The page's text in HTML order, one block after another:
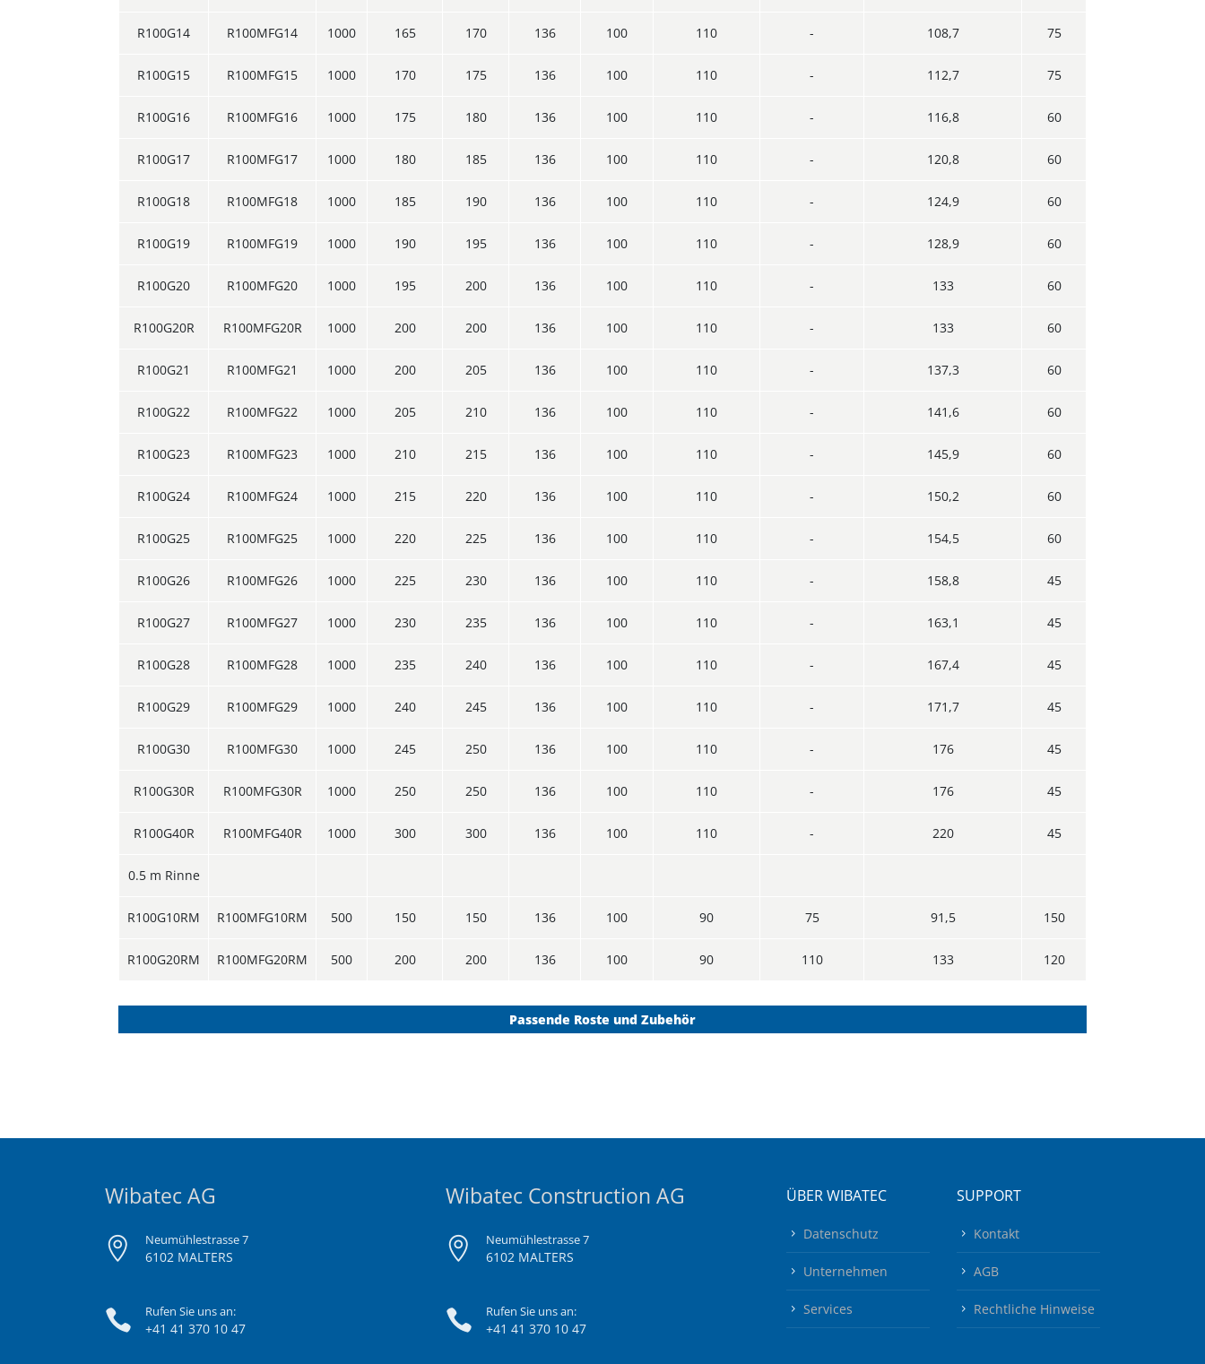
R100G14 R100MFG14 1000 165 170 136 100 110 - 108,7 75
R100G15 R100MFG15 1000 170 175 136 100 110 - 112,7 75
R100G16 R100MFG16 1000 175 180 136 100 110 - 116,8 60
R100G17 R100MFG17 1000 180 185 136 100 110 - 120,8 60
R100G18 R100MFG18 1000 185 190 136 100 110 - 124,9 60
R100G19 R100MFG19 1000 190 195 136 100 110 - 128,9 60
R100G20 R100MFG20 1000 195 200 136 100 110 - 133 60
R100G20R R100MFG20R 1000 200 200 136 100 110 - 133 60
R100G21 R100MFG21 1000 200 205 136 100 110 - 137,3 60
R100G22 R100MFG22 1000 205 210 136 100 110 - 141,6 60
R100G23 R100MFG23 1000 210 215 136 100 110 - 145,9 60
R100G24 R100MFG24 1000 215 220 136 100 110 - 150,2 60
R100G25 R100MFG25 1000 220 225 136 100 110 - 154,5 60
R100G26 R100MFG26 1000 225 230 136 100 110 - 158,8 45
R100G27 R100MFG27 1000 230 235 136 100 110 - 163,1 45
R100G28 R100MFG28 1000 235 240 136 100 110 - 167,4 45
R100G29 R100MFG29 1000 240 245 136 100 110 - 171,7 45
R100G30 R100MFG30 1000 245 250 136 100 110 - 176 45
R100G30R R100MFG30R 1000 250 250 136 100 110 - 176 45
R100G40R R100MFG40R 1000 300 300 136 100 110 - 220 45
0.5 m Rinne
R100G10RM R100MFG10RM 500 150 150 136 100 90 75 91,5 150
R100G20RM R100MFG20RM 500 200 200 136 100 90 110 133 120
Passende Roste und Zubehör
Wibatec AG
Neumühlestrasse 7
6102 MALTERS
Rufen Sie uns an:
+41 41 370 10 47
Wibatec Construction AG
Neumühlestrasse 7
6102 MALTERS
Rufen Sie uns an:
+41 41 370 10 47
ÜBER WIBATEC
Datenschutz
Unternehmen
Services
SUPPORT
Kontakt
AGB
Rechtliche Hinweise